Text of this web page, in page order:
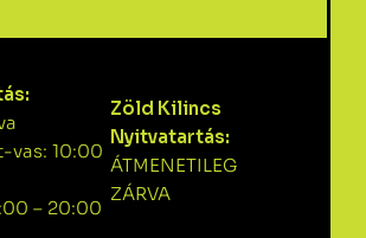
vas: 10:00
– 20:00
Zöld Kilincs
Nyitvatartás:
ÁTMENETILEG
ZÁRVA